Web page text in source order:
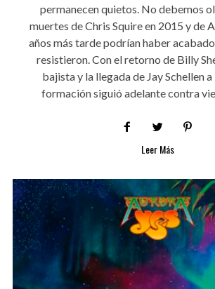
permanecen quietos. No debemos
muertes de Chris Squire en 2015 y de
años más tarde podrían haber
resistieron. Con el retorno de Billy
bajista y la llegada de Jay Schellen
formación siguió adelante contra
Leer Más